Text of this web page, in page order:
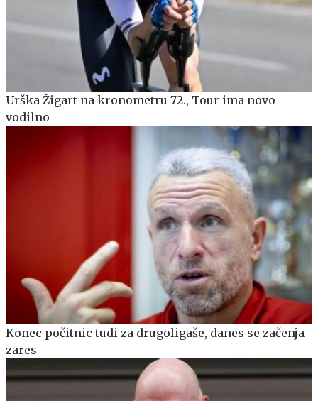
Urška Žigart na kronometru 72., Tour ima novo
vodilno
Konec počitnic tudi za drugoligaše, danes se začenja
zares